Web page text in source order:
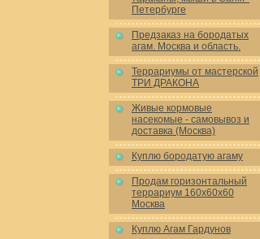
Петербурге
Предзаказ на бородатых
агам. Москва и область.
Террариумы от мастерской
ТРИ ДРАКОНА
Живые кормовые
насекомые - самовывоз и
доставка (Москва)
Куплю бородатую агаму
Продам горизонтальный
террариум 160x60x60
Москва
Куплю Агам Гардунов